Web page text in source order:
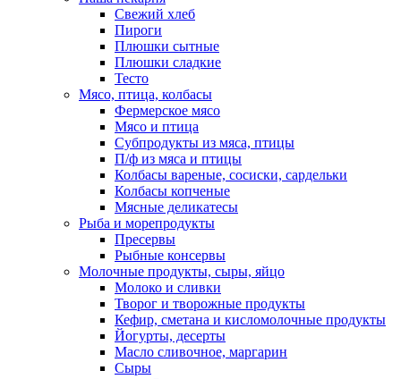
Свежий хлеб
Пироги
Плюшки сытные
Плюшки сладкие
Тесто
Мясо, птица, колбасы
Фермерское мясо
Мясо и птица
Субпродукты из мяса, птицы
П/ф из мяса и птицы
Колбасы вареные, сосиски, сардельки
Колбасы копченые
Мясные деликатесы
Рыба и морепродукты
Пресервы
Рыбные консервы
Молочные продукты, сыры, яйцо
Молоко и сливки
Творог и творожные продукты
Кефир, сметана и кисломолочные продукты
Йогурты, десерты
Масло сливочное, маргарин
Сыры